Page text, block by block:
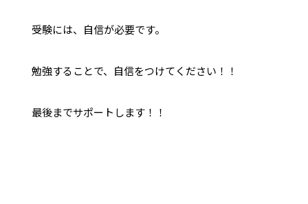
受験には、自信が必要です。
勉強することで、自信をつけてください！！
最後までサポートします！！